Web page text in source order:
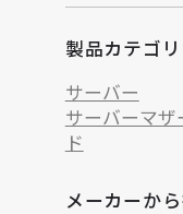
製品カテゴ
サーバー
サーバーマザ
ド
メーカーか